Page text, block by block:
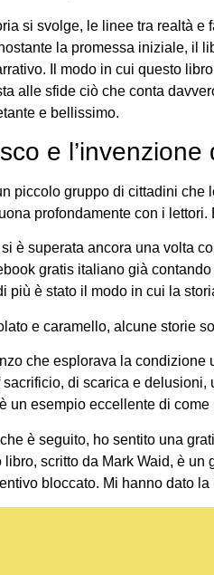
si svolge, le linee tra realtà
la promessa iniziale, il
Il modo in cui questo
alle sfide ciò che conta
e bellissimo.
e
piccolo gruppo di cittadini che
profondamente con i
è superata ancora una volta
gratis italiano già
più è stato il modo in cui la
e caramello, alcune storie
che esplorava la
di scarica e
un esempio eccellente di
è seguito, ho sentito una
libro, scritto da Mark Waid, è
bloccato. Mi hanno dato